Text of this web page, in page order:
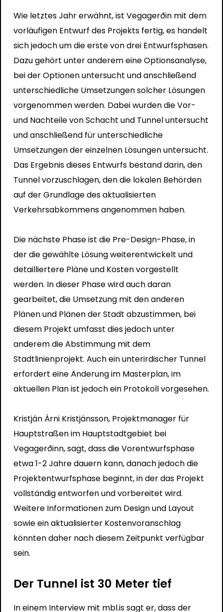
Wie letztes Jahr erwähnt, ist Vegagerðin mit dem
vorläufigen Entwurf des Projekts fertig, es handelt
sich jedoch um die erste von drei Entwurfsphasen.
Dazu gehört unter anderem eine Optionsanalyse,
bei der Optionen untersucht und anschließend
unterschiedliche Umsetzungen solcher Lösungen
vorgenommen werden. Dabei wurden die Vor-
und Nachteile von Schacht und Tunnel untersucht
und anschließend für unterschiedliche
Umsetzungen der einzelnen Lösungen untersucht.
Das Ergebnis dieses Entwurfs bestand darin, den
Tunnel vorzuschlagen, den die lokalen Behörden
auf der Grundlage des aktualisierten
Verkehrsabkommens angenommen haben.
Die nächste Phase ist die Pre-Design-Phase, in
der die gewählte Lösung weiterentwickelt und
detailliertere Pläne und Kosten vorgestellt
werden. In dieser Phase wird auch daran
gearbeitet, die Umsetzung mit den anderen
Plänen und Plänen der Stadt abzustimmen, bei
diesem Projekt umfasst dies jedoch unter
anderem die Abstimmung mit dem
Stadtlinienprojekt. Auch ein unterirdischer Tunnel
erfordert eine Änderung im Masterplan, im
aktuellen Plan ist jedoch ein Protokoll vorgesehen.
Kristján Árni Kristjánsson, Projektmanager für
Hauptstraßen im Hauptstadtgebiet bei
Vegagerðinn, sagt, dass die Vorentwurfsphase
etwa 1-2 Jahre dauern kann, danach jedoch die
Projektentwurfsphase beginnt, in der das Projekt
vollständig entworfen und vorbereitet wird.
Weitere Informationen zum Design und Layout
sowie ein aktualisierter Kostenvoranschlag
könnten daher nach diesem Zeitpunkt verfügbar
sein.
Der Tunnel ist 30 Meter tief
In einem Interview mit mbl.is sagt er, dass der